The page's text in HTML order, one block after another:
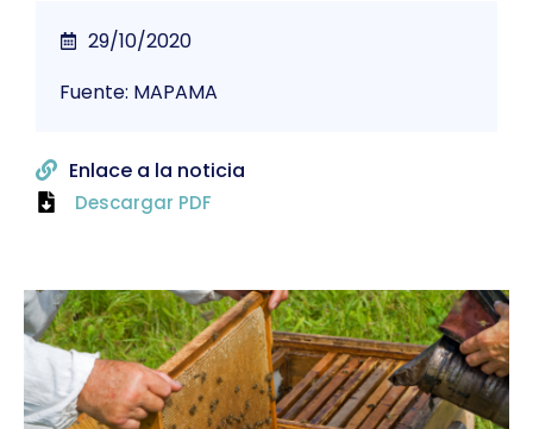
29/10/2020
Fuente: MAPAMA
Enlace a la noticia
Descargar PDF